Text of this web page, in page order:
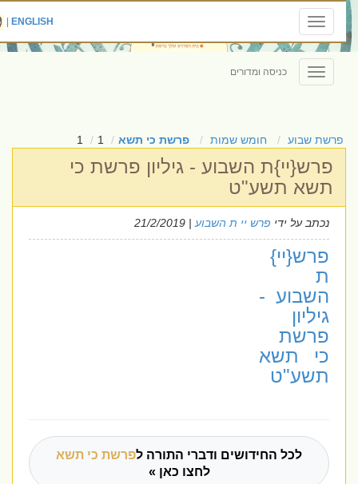
Toggle
navigation
ENGLISH
|
Toggle
navigation
כניסה ומדורים
פרשת שבוע חומש שמות פרשת כי תשא 1
1
פרש{יי}ת השבוע - גיליון פרשת כי
תשא תשע"ט
נכתב על ידיפרש יי ת השבוע| 21/2/2019
פרש{יי}
השבוע -
גיליון
פרשת
כי תשא
תשע"ט
לכל החידושים ודברי התורה לפרשת כי תשא
לחצו כאן »